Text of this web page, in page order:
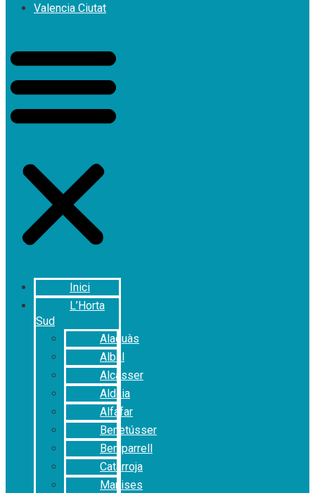
Valencia Ciutat
Inici
L’Horta
Sud
Alaquàs
Albal
Alcàsser
Aldaia
Alfafar
Benetússer
Beniparrell
Catarroja
Manises